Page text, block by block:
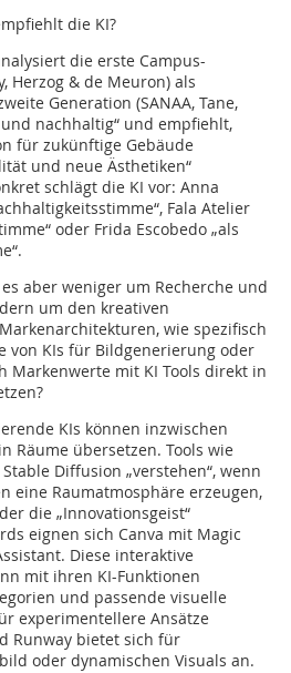
die KI?
die erste Campus-
Herzog & de Meuron) als
Generation (SANAA, Tane,
nachhaltig“ und empfiehlt,
für zukünftige Gebäude
und neue Ästhetiken“
schlägt die KI vor: Anna
Fala Atelier
oder ­Frida Escobedo „als
aber weniger um Recherche und
um den kreativen
wie spezifisch
von KIs für Bildgenerierung oder
Markenwerte mit KI Tools direkt in
KIs können inzwischen
Räume übersetzen. Tools wie
Diffusion „verstehen“, wenn
eine Raumatmosphäre erzeugen,
die „Innovationsgeist“
eignen sich Canva mit Magic
Diese interaktive
mit ihren KI-Funktionen
und passende visuelle
experimentellere Ansätze
Runway bietet sich für
oder dynamischen Visuals an.